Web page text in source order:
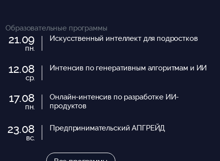
Образовательные программы
21.09
пн.
Искусственный интеллект для подростков
12.08
ср.
Интенсив по генеративным алгоритмам и ИИ
17.08
пн.
Онлайн-интенсив по разработке ИИ-
продуктов
23.08
вс.
Предпринимательский АПГРЕЙД